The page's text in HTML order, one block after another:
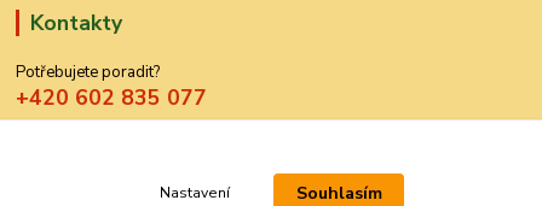
Kontakty
Potřebujete poradit?
+420 602 835 077
Nastavení Souhlasím